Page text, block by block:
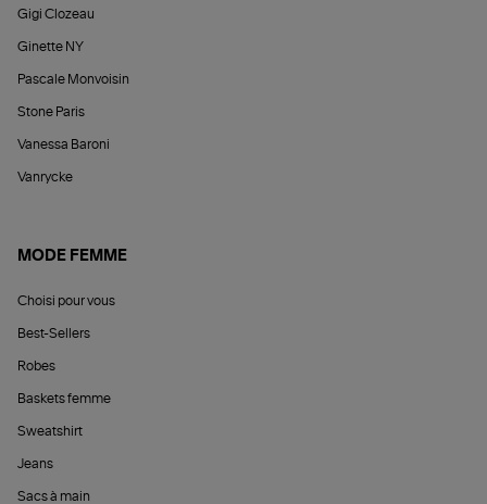
Gigi Clozeau
Ginette NY
Pascale Monvoisin
Stone Paris
Vanessa Baroni
Vanrycke
MODE FEMME
Choisi pour vous
Best-Sellers
Robes
Baskets femme
Sweatshirt
Jeans
Sacs à main